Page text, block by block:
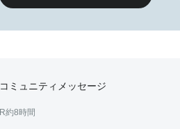
コミュニティメッセージ
R約8時間